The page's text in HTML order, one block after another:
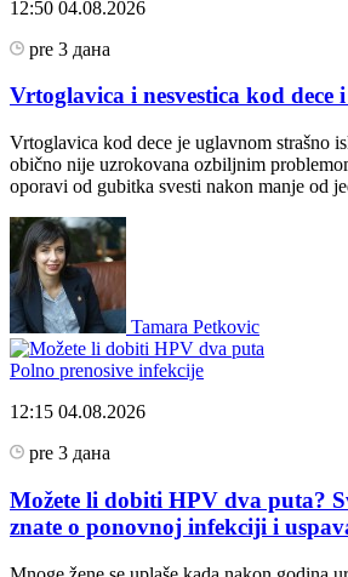
12:50 04.08.2026
pre 3 дана
Vrtoglavica i nesvestica kod dece
Vrtoglavica kod dece je uglavnom strašno
obično nije uzrokovana ozbiljnim
oporavi od gubitka svesti nakon manje od
Tamara Petkovic
Polno prenosive infekcije
12:15 04.08.2026
pre 3 дана
Možete li dobiti HPV dva puta?
znate o ponovnoj infekciji i